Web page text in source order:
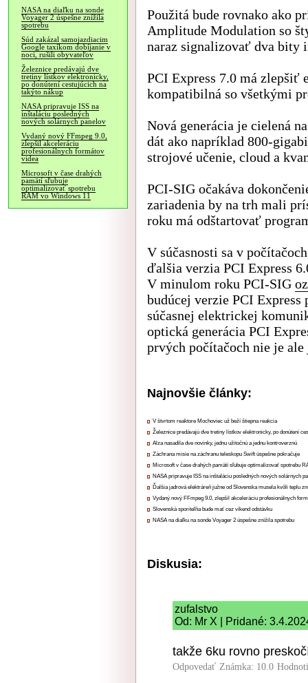
NASA na diaľku na sonde
Voyager 2 úspešne znížila
spotrebu
Súd zakázal samojazdiacim
Google taxíkom dobíjanie v
noci, rušili obyvateľov
Železnice predávajú dve
tretiny lístkov elektronicky,
po donútení cestujúcich na
takýto nákup
NASA pripravuje ISS na
inštaláciu posledných
nových solárnych panelov
Vydaný nový FFmpeg 9.0,
zlepšil akceleráciu
profesionálnych formátov
videa
Microsoft v čase drahých
pamätí sľubuje
optimalizovať spotrebu
RAM vo Windows 11
Použitá bude rovnako ako
Amplitude Modulation so
naraz signalizovať dva bity
PCI Express 7.0 má zlepšiť
kompatibilná so všetkými
Nová generácia je cielená
dát ako napríklad 800-
strojové učenie, cloud a
PCI-SIG očakáva
zariadenia by na trh mali
roku má odštartovať
V súčasnosti sa v
ďalšia verzia PCI Express
V minulom roku PCI-SIG
budúcej verzie PCI
súčasnej elektrickej
optická generácia PCI
prvých počítačoch nie je ale
Najnovšie články:
V štvrtom reaktore Mochoviec už beží štiepna reakcia
Železnice predávajú dve tretiny lístkov elektronicky, po donútení
Alza nasadila dve novinky, jednu užitočnú a jednu kontroverznú
Záchrana misie na záchranu teleskopu Swift úspešne pokračuje
Microsoft v čase drahých pamätí sľubuje optimalizovať spotrebu
NASA pripravuje ISS na inštaláciu posledných nových solárnych
Ďalšia jadrová elektráreň južne od Slovenska musela kvôli teplu
Vydaný nový FFmpeg 9.0, zlepšil akceleráciu profesionálnych
Slovenská sporiteľňa bude mať cez víkend odstávku
NASA na diaľku na sonde Voyager 2 úspešne znížila spotrebu
Diskusia:
zufalstvo
Od: Mr X | Pridané:
takže 6ku rovno
Odpovedať Známka: 10.0